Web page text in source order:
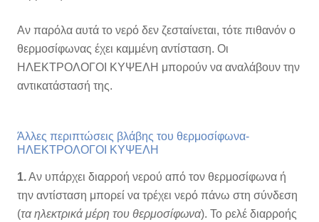
Αν παρόλα αυτά το νερό δεν ζεσταίνεται, τότε πιθανόν ο
θερμοσίφωνας έχει καμμένη αντίσταση. Οι
ΗΛΕΚΤΡΟΛΟΓΟΙ ΚΥΨΕΛΗ μπορούν να αναλάβουν την
αντικατάστασή της.
Άλλες περιπτώσεις βλάβης του θερμοσίφωνα-
ΗΛΕΚΤΡΟΛΟΓΟΙ ΚΥΨΕΛΗ
1.Αν υπάρχει διαρροή νερού από τον θερμοσίφωνα ή
την αντίσταση μπορεί να τρέχει νερό πάνω στη σύνδεση
(τα ηλεκτρικά μέρη του θερμοσίφωνα). Το ρελέ διαρροής